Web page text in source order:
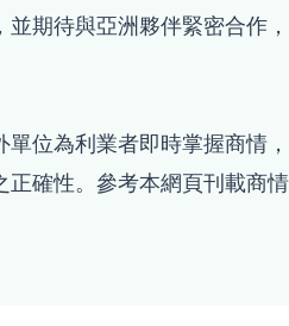
並期待與亞洲夥伴緊密合作
單位為利業者即時掌握商情
正確性。參考本網頁刊載商